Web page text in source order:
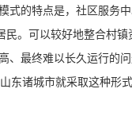
式的特点是，社区服务
。可以较好地整合村
、最终难以长久运行的
东诸城市就采取这种形式